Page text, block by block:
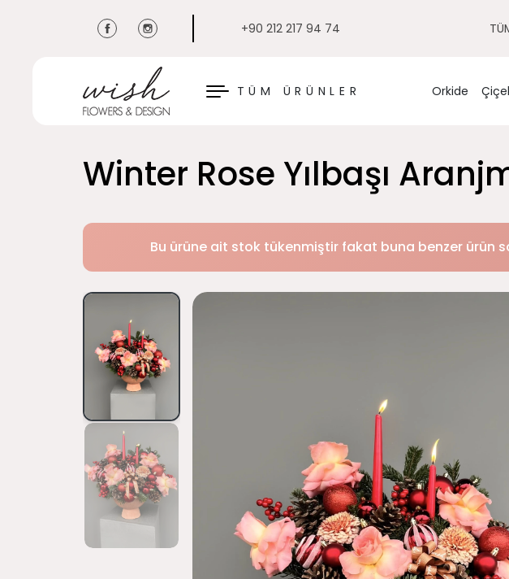
+90 212 217 94 74
TÜM ÜRÜNLER
KAPAT Orkide
Winter Rose Yılbaşı
Bu ürüne ait stok tükenmiştir fakat buna benzer ürün